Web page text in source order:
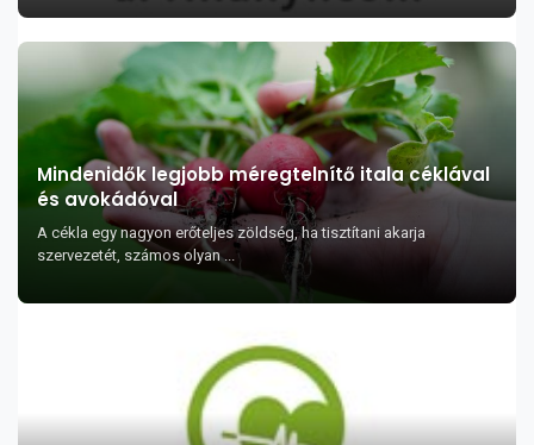
Mindenidők legjobb méregtelnítő itala céklával
és avokádóval
A cékla egy nagyon erőteljes zöldség, ha tisztítani akarja
szervezetét, számos olyan ...